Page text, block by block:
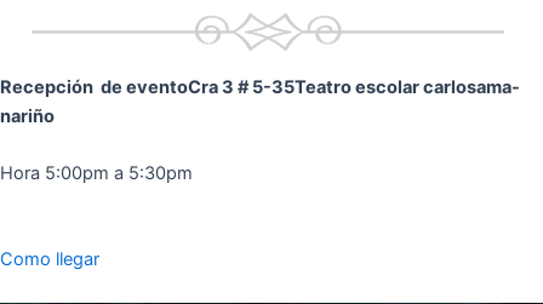
Recepción de eventoCra 3 # 5-35Teatro escolar carlosama-
nariño
Hora 5:00pm a 5:30pm
Como llegar